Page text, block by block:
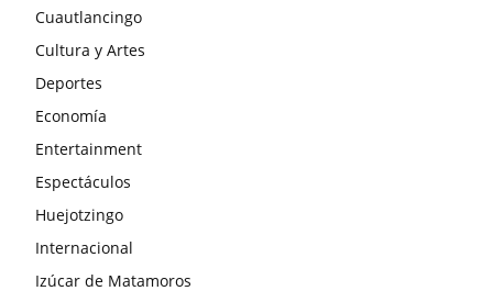
Cuautlancingo
Cultura y Artes
Deportes
Economía
Entertainment
Espectáculos
Huejotzingo
Internacional
Izúcar de Matamoros